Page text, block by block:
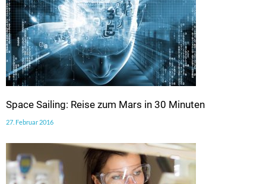
Space Sailing: Reise zum Mars in 30 Minuten
27. Februar 2016